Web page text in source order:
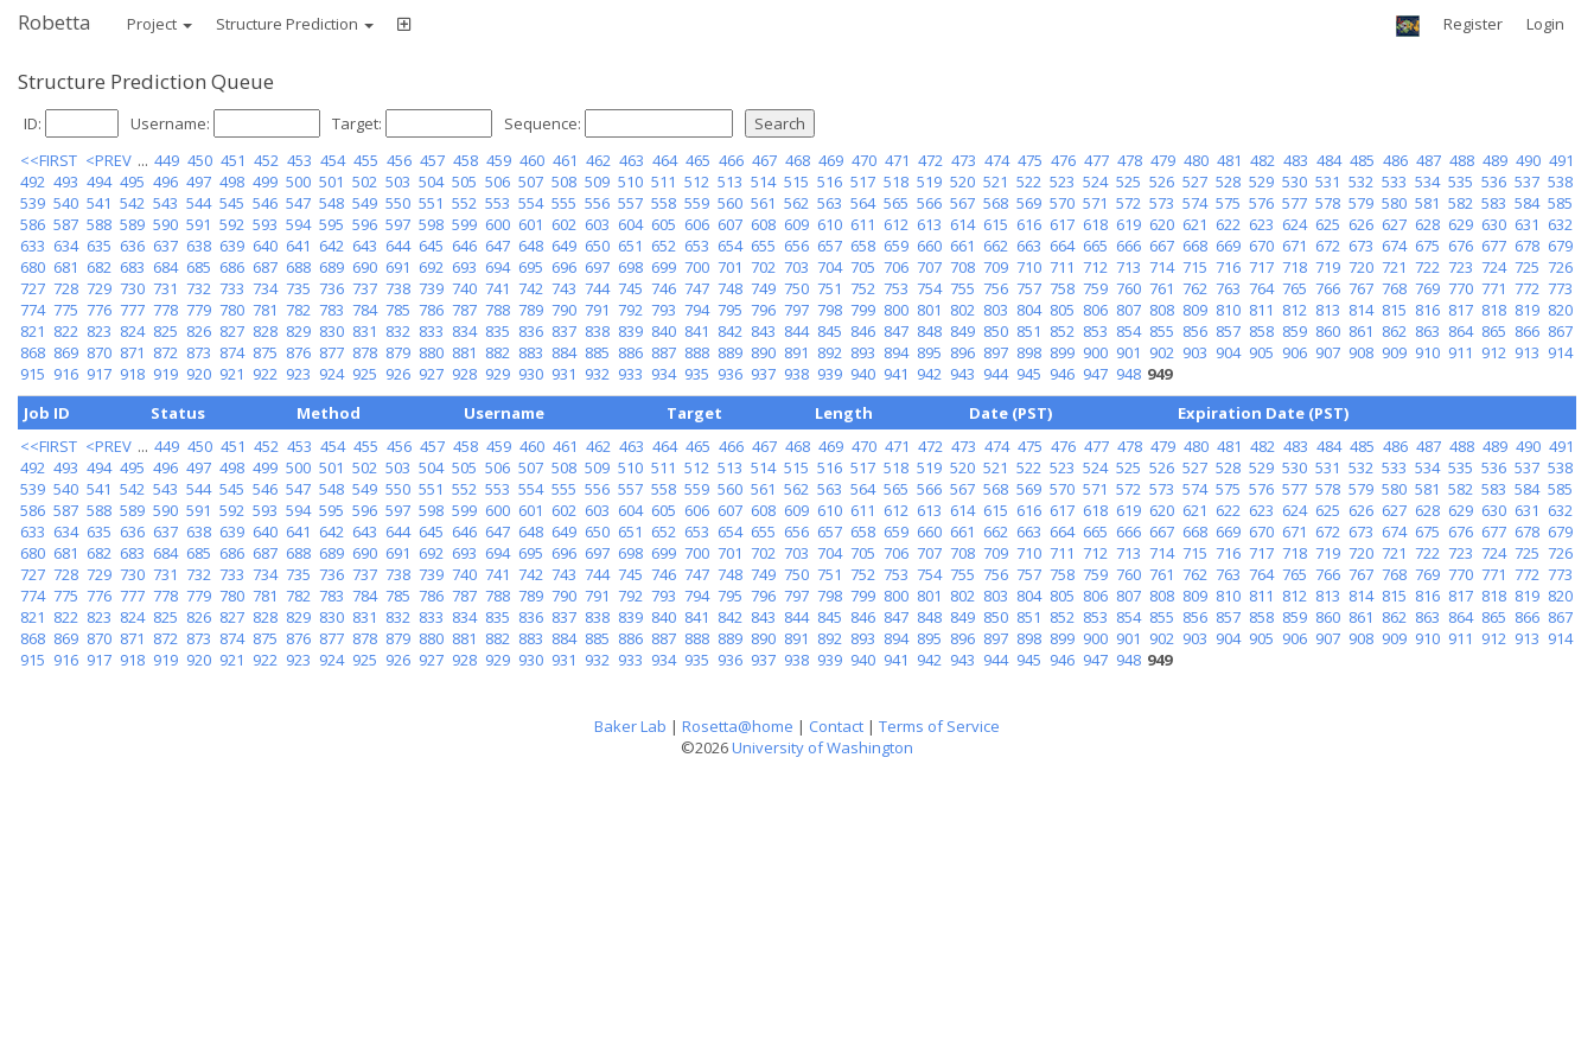
Robetta Project Structure Prediction Register Login
Structure Prediction Queue
ID: Username: Target:
Sequence:
<<FIRST <PREV ... 449 450 451 452 453 454 455 456 457 458 459 460 461 462 463 464 465 466 467 468 469 470 471 472 473 474 475 476 477 478 479 480 481 482 483 484 485 486 487 488 489 490 491
492 493 494 495 496 497 498 499 500 501 502 503 504 505 506 507 508 509 510 511 512 513 514 515 516 517 518 519 520 521 522 523 524 525 526 527 528 529 530 531 532 533 534 535 536 537 538
539 540 541 542 543 544 545 546 547 548 549 550 551 552 553 554 555 556 557 558 559 560 561 562 563 564 565 566 567 568 569 570 571 572 573 574 575 576 577 578 579 580 581 582 583 584 585
586 587 588 589 590 591 592 593 594 595 596 597 598 599 600 601 602 603 604 605 606 607 608 609 610 611 612 613 614 615 616 617 618 619 620 621 622 623 624 625 626 627 628 629 630 631 632
633 634 635 636 637 638 639 640 641 642 643 644 645 646 647 648 649 650 651 652 653 654 655 656 657 658 659 660 661 662 663 664 665 666 667 668 669 670 671 672 673 674 675 676 677 678 679
680 681 682 683 684 685 686 687 688 689 690 691 692 693 694 695 696 697 698 699 700 701 702 703 704 705 706 707 708 709 710 711 712 713 714 715 716 717 718 719 720 721 722 723 724 725 726
727 728 729 730 731 732 733 734 735 736 737 738 739 740 741 742 743 744 745 746 747 748 749 750 751 752 753 754 755 756 757 758 759 760 761 762 763 764 765 766 767 768 769 770 771 772 773
774 775 776 777 778 779 780 781 782 783 784 785 786 787 788 789 790 791 792 793 794 795 796 797 798 799 800 801 802 803 804 805 806 807 808 809 810 811 812 813 814 815 816 817 818 819 820
821 822 823 824 825 826 827 828 829 830 831 832 833 834 835 836 837 838 839 840 841 842 843 844 845 846 847 848 849 850 851 852 853 854 855 856 857 858 859 860 861 862 863 864 865 866 867
868 869 870 871 872 873 874 875 876 877 878 879 880 881 882 883 884 885 886 887 888 889 890 891 892 893 894 895 896 897 898 899 900 901 902 903 904 905 906 907 908 909 910 911 912 913 914
915 916 917 918 919 920 921 922 923 924 925 926 927 928 929 930 931 932 933 934 935 936 937 938 939 940 941 942 943 944 945 946 947 948 949
Job ID
Status Method Username Target Length Date (PST)
Expiration Date (PST)
<<FIRST <PREV ... 449 450 451 452 453 454 455 456 457 458 459 460 461 462 463 464 465 466 467 468 469 470 471 472 473 474 475 476 477 478 479 480 481 482 483 484 485 486 487 488 489 490 491
492 493 494 495 496 497 498 499 500 501 502 503 504 505 506 507 508 509 510 511 512 513 514 515 516 517 518 519 520 521 522 523 524 525 526 527 528 529 530 531 532 533 534 535 536 537 538
539 540 541 542 543 544 545 546 547 548 549 550 551 552 553 554 555 556 557 558 559 560 561 562 563 564 565 566 567 568 569 570 571 572 573 574 575 576 577 578 579 580 581 582 583 584 585
586 587 588 589 590 591 592 593 594 595 596 597 598 599 600 601 602 603 604 605 606 607 608 609 610 611 612 613 614 615 616 617 618 619 620 621 622 623 624 625 626 627 628 629 630 631 632
633 634 635 636 637 638 639 640 641 642 643 644 645 646 647 648 649 650 651 652 653 654 655 656 657 658 659 660 661 662 663 664 665 666 667 668 669 670 671 672 673 674 675 676 677 678 679
680 681 682 683 684 685 686 687 688 689 690 691 692 693 694 695 696 697 698 699 700 701 702 703 704 705 706 707 708 709 710 711 712 713 714 715 716 717 718 719 720 721 722 723 724 725 726
727 728 729 730 731 732 733 734 735 736 737 738 739 740 741 742 743 744 745 746 747 748 749 750 751 752 753 754 755 756 757 758 759 760 761 762 763 764 765 766 767 768 769 770 771 772 773
774 775 776 777 778 779 780 781 782 783 784 785 786 787 788 789 790 791 792 793 794 795 796 797 798 799 800 801 802 803 804 805 806 807 808 809 810 811 812 813 814 815 816 817 818 819 820
821 822 823 824 825 826 827 828 829 830 831 832 833 834 835 836 837 838 839 840 841 842 843 844 845 846 847 848 849 850 851 852 853 854 855 856 857 858 859 860 861 862 863 864 865 866 867
868 869 870 871 872 873 874 875 876 877 878 879 880 881 882 883 884 885 886 887 888 889 890 891 892 893 894 895 896 897 898 899 900 901 902 903 904 905 906 907 908 909 910 911 912 913 914
915 916 917 918 919 920 921 922 923 924 925 926 927 928 929 930 931 932 933 934 935 936 937 938 939 940 941 942 943 944 945 946 947 948 949
Baker Lab | Rosetta@home | Contact | Terms of Service
©2026University of Washington